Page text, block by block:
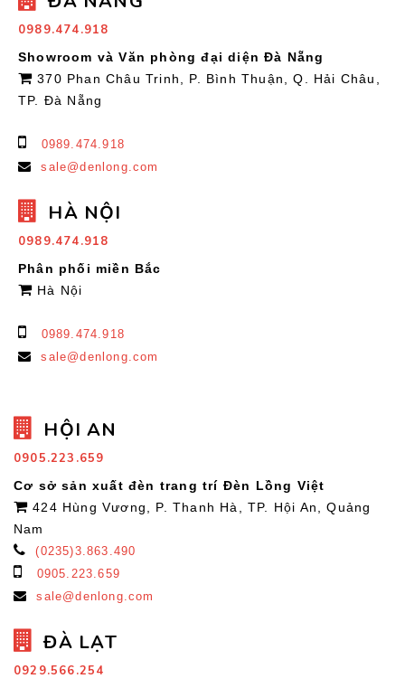
0989.474.918
Showroom và Văn phòng đại diện Đà Nẵng
370 Phan Châu Trinh, P. Bình Thuận, Q. Hải Châu,
TP. Đà Nẵng
0989.474.918
sale@denlong.com
HÀ NỘI
0989.474.918
Phân phối miền Bắc
Hà Nội
0989.474.918
sale@denlong.com
HỘI AN
0905.223.659
Cơ sở sản xuất đèn trang trí Đèn Lồng Việt
424 Hùng Vương, P. Thanh Hà, TP. Hội An, Quảng
Nam
(0235)3.863.490
0905.223.659
sale@denlong.com
ĐÀ LẠT
0929.566.254